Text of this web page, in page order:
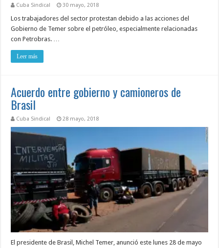
Cuba Sindical 30 mayo, 2018
Los trabajadores del sector protestan debido a las acciones del
Gobierno de Temer sobre el petróleo, especialmente relacionadas
con Petrobras. …
Leer más
Acuerdo entre gobierno y camioneros de
Brasil
Cuba Sindical 28 mayo, 2018
El presidente de Brasil, Michel Temer, anunció este lunes 28 de mayo